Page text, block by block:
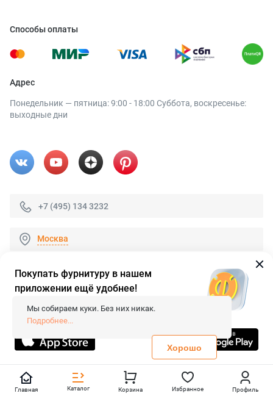
Способы оплаты
Адрес
Понедельник — пятница: 9:00 - 18:00 Суббота, воскресенье:
выходные дни
+7 (495) 134 3232
Москва
© 2026 «FieraShop.ru»
Сопровождение сайта
- Вебформат.
Все права защищены.
Не является публичной офертой
Политика конфиденциальности
Главная Каталог Корзина Избранное Профиль
Покупать фурнитуру в нашем
приложении ещё удобнее!
Мы собираем куки. Без них никак.
Подробнее...
Хорошо